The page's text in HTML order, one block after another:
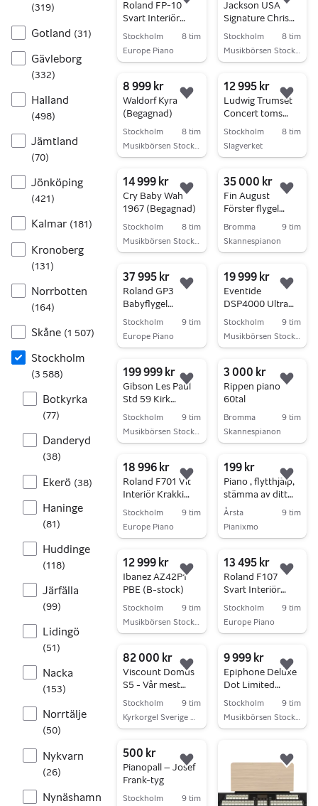
(319)
Gotland (31)
Gävleborg
(332)
Halland
(498)
Jämtland
(70)
Jönköping
(421)
Kalmar (181)
Kronoberg
(131)
Norrbotten
(164)
Skåne (1 507)
Stockholm
(3 588)
Botkyrka
(77)
Danderyd
(38)
Ekerö (38)
Haninge
(81)
Huddinge
(118)
Järfälla
(99)
Lidingö
(51)
Nacka
(153)
Norrtälje
(50)
Nykvarn
(26)
Nynäshamn
Roland FP-10
Svart Interiör
Krakki Pianopaket
Stockholm
8 tim
Europe Piano
Lägg till i favoriter.
Jackson USA
Signature Chris
Broderick Soloist
Stockholm
8 tim
Musikbörsen Stockholm
8 999 kr
Waldorf Kyra
(Begagnad)
Stockholm
8 tim
Musikbörsen Stockholm
Lägg till i favoriter.
12 995 kr
Ludwig Trumset
Concert toms
Black cortex
tal
Stockholm
8 tim
Slagverket
14 999 kr
Cry Baby Wah
1967 (Begagnad)
Stockholm
8 tim
Musikbörsen Stockholm
Lägg till i favoriter.
35 000 kr
Fin August
Förster flygel
165cm
Bromma
9 tim
Skannespianon
37 995 kr
Roland GP3
Babyflygel
Interiör Krakki
Stockholm
9 tim
Europe Piano
Lägg till i favoriter.
19 999 kr
Eventide
DSP4000 Ultra
Harmonizer
Stockholm
9 tim
Musikbörsen Stockholm
199 999 kr
Gibson Les Paul
Std 59 Kirk
Hammett
Lab
Stockholm
9 tim
Musikbörsen Stockholm
Lägg till i favoriter.
3 000 kr
Rippen piano
60tal
Bromma
9 tim
Skannespianon
18 996 kr
Roland F701 Vit
Interiör Krakki
Pianopaket
Stockholm
9 tim
Europe Piano
Lägg till i favoriter.
199 kr
Piano , flytthjälp,
stämma av ditt
pianot
Årsta
9 tim
Pianixmo
12 999 kr
Ibanez AZ42P1
PBE (B-stock)
Stockholm
9 tim
Musikbörsen Stockholm
Lägg till i favoriter.
13 495 kr
Roland F107
Svart Interiör
Krakki Pianopaket
Stockholm
9 tim
Europe Piano
82 000 kr
Viscount Domus
S5 - Vår mest
populära
Stockholm
9 tim
Kyrkorgel Sverige AB
Lägg till i favoriter.
9 999 kr
Epiphone Deluxe
Dot Limited
Edition -02
Stockholm
9 tim
Musikbörsen Stockholm
500 kr
Pianopall – Josef
Frank-tyg
Stockholm
9 tim
Lägg till i favoriter.